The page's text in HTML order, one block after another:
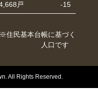
戸 -15
民基本台帳に基づく
人口です
All Rights Reserved.